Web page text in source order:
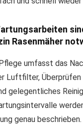
Rasenmäher
umfasst das
Luftfilter,
gelegentliches
genau beschrieben.